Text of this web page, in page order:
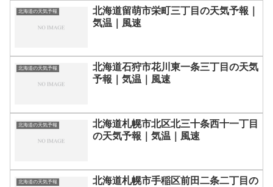
北海道の天気予報
北海道留萌市栄町三丁目の天気予報｜
気温｜風速
北海道の天気予報
北海道石狩市花川東一条三丁目の天気
予報｜気温｜風速
北海道の天気予報
北海道札幌市北区北三十条西十一丁目
の天気予報｜気温｜風速
北海道の天気予報
北海道札幌市手稲区前田二条二丁目の